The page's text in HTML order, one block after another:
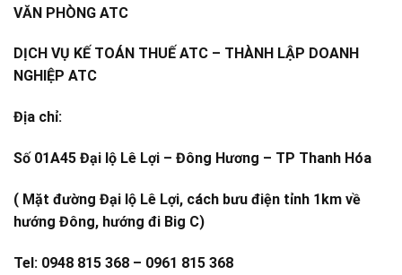
VĂN PHÒNG ATC
DỊCH VỤ KẾ TOÁN THUẾ ATC – THÀNH LẬP DOANH
NGHIỆP ATC
Địa chỉ:
Số 01A45 Đại lộ Lê Lợi – Đông Hương – TP Thanh Hóa
( Mặt đường Đại lộ Lê Lợi, cách bưu điện tỉnh 1km về
hướng Đông, hướng đi Big C)
Tel: 0948 815 368 – 0961 815 368